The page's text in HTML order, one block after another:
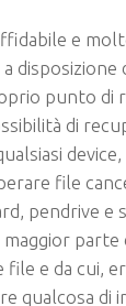
e
disposizione
punto di
di
file
pendrive e
parte
file e da cui,
qualcosa di